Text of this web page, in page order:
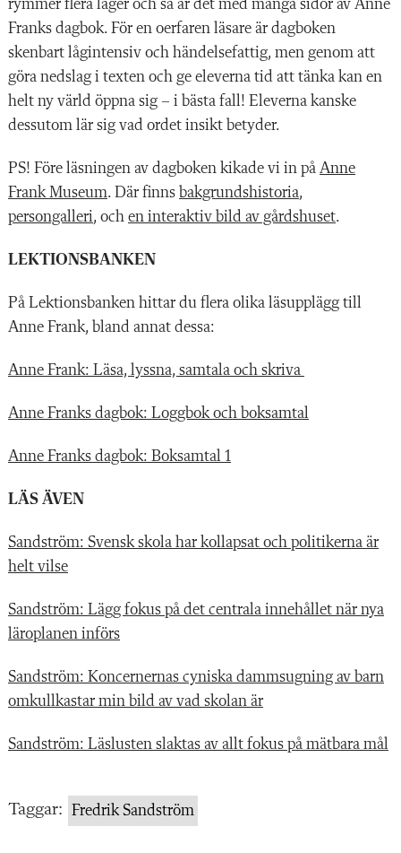
rymmer flera lager och så är det med många sidor av Anne
Franks dagbok. För en oerfaren läsare är dagboken
skenbart lågintensiv och händelsefattig, men genom att
göra nedslag i texten och ge eleverna tid att tänka kan en
helt ny värld öppna sig – i bästa fall! Eleverna kanske
dessutom lär sig vad ordet insikt betyder.
PS! Före läsningen av dagboken kikade vi in på Anne
Frank Museum. Där finns bakgrundshistoria,
persongalleri, och en interaktiv bild av gårdshuset.
LEKTIONSBANKEN
På Lektionsbanken hittar du flera olika läsupplägg till
Anne Frank, bland annat dessa:
Anne Frank: Läsa, lyssna, samtala och skriva
Anne Franks dagbok: Loggbok och boksamtal
Anne Franks dagbok: Boksamtal 1
LÄS ÄVEN
Sandström: Svensk skola har kollapsat och politikerna är
helt vilse
Sandström: Lägg fokus på det centrala innehållet när nya
läroplanen införs
Sandström: Koncernernas cyniska dammsugning av barn
omkullkastar min bild av vad skolan är
Sandström: Läslusten slaktas av allt fokus på mätbara mål
Taggar: Fredrik Sandström